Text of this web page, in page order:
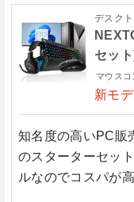
デスク
セッ
マウスコ
新モ
知名度の高いPC販
のスターターセッ
ルなのでコスパが